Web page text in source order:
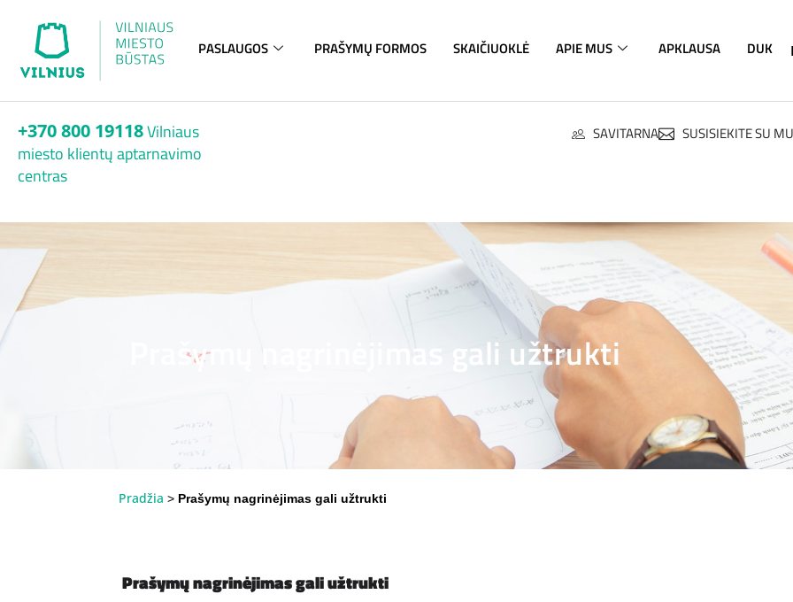
PASLAUGOS PRAŠYMŲ FORMOS SKAIČIUOKLĖ APIE MUS APKLAUSA DUK
+370 800 19118Vilniaus
miesto klientų aptarnavimo
centras
SUSISIEKITE SU
SAVITARNA
Prašymų nagrinėjimas gali užtrukti
Pradžia > Prašymų nagrinėjimas gali užtrukti
Prašymų nagrinėjimas gali užtrukti